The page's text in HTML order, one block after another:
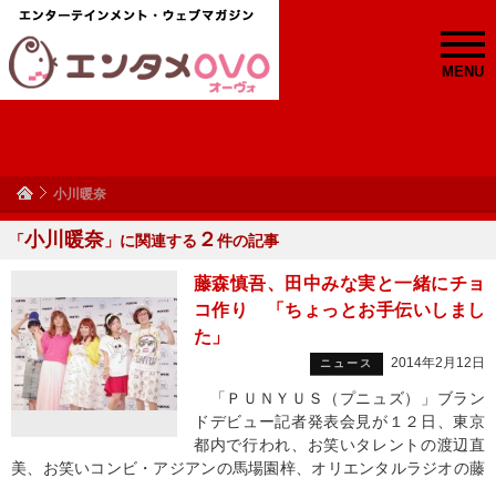
MENU
小川暖奈
「小川暖奈」に関連する ２件の記事
藤森慎吾、田中みな実と一緒にチョ
コ作り 「ちょっとお手伝いしまし
た」
ニュース 2014年2月12日
「ＰＵＮＹＵＳ（プニュズ）」ブラン
ドデビュー記者発表会見が１２日、東京
都内で行われ、お笑いタレントの渡辺直
美、お笑いコンビ・アジアンの馬場園梓、オリエンタルラジオの藤